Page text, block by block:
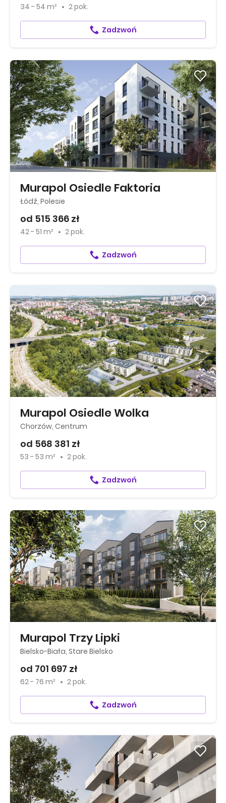
34 - 54 m² 2 pok.
Zadzwoń
Murapol Osiedle Faktoria
Łódź, Polesie
od 515 366 zł
42 - 51 m² 2 pok.
Zadzwoń
Murapol Osiedle Wolka
Chorzów, Centrum
od 568 381 zł
53 - 53 m² 2 pok.
Zadzwoń
Murapol Trzy Lipki
Bielsko-Biała, Stare Bielsko
od 701 697 zł
62 - 76 m² 2 pok.
Zadzwoń